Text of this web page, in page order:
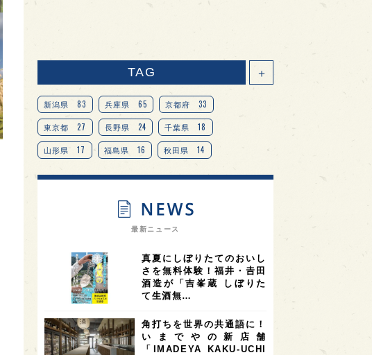
TAG ＋
新潟県 83 兵庫県 65 京都府 33
東京都 27 長野県 24 千葉県 18
山形県 17 福島県 16 秋田県 14
愛知県 14 宮城県 14 岐阜県 13
オピニオンリーダーの視点 9
7 奈良県 滋賀県 7 和歌山県 6
6 フランス 6 高知県 5 島根県 5
山口県 4 アメリカ 4 神奈川県 4
最新ニュース
真夏にしぼりたてのおいし
さを無料体験！福井・𠮷田
酒造が「吉峯蔵 しぼりた
て生酒無…
角打ちを世界の共通語に！
いまでやの新店舗
「IMADEYA KAKU-UCHI